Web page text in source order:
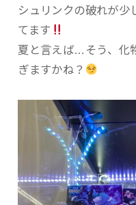
シュリンクの破れが少
てます
夏と言えば…そう、化
ぎますかね？